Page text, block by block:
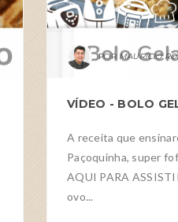
MAURÍCIO
VÍDEO - BOLO
A receita que
Paçoquinha, super
AQUI PARA
ovo...